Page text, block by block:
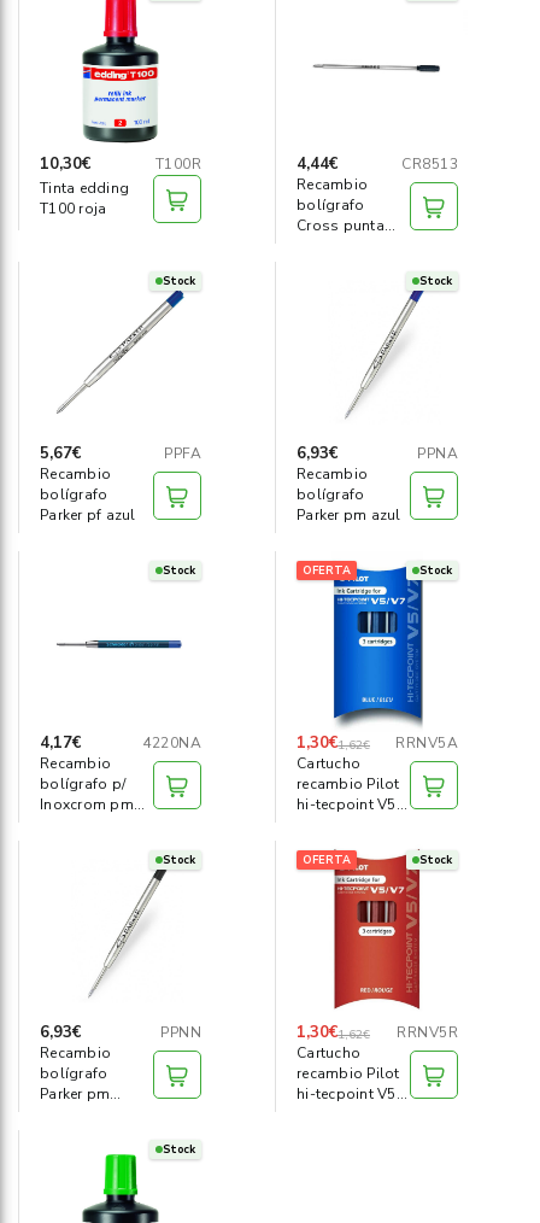
10,30€
T100R
Tinta edding
T100 roja
4,44€
CR8513
Recambio
bolígrafo
Cross punta
Stock
5,67€
PPFA
Recambio
bolígrafo
Parker pf azul
Stock
6,93€
PPNA
Recambio
bolígrafo
Parker pm azul
Stock
4,17€
4220NA
Recambio
bolígrafo p/
Inoxcrom pm
OFERTA Stock
1,30€1,62€
RRNV5A
Cartucho
recambio Pilot
hi-tecpoint V5
Stock
6,93€
PPNN
Recambio
bolígrafo
Parker pm
OFERTA Stock
1,30€1,62€
RRNV5R
Cartucho
recambio Pilot
hi-tecpoint V5
Stock